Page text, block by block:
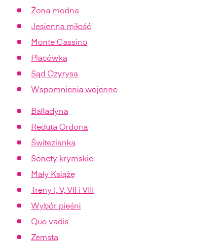
Żona modna
Jesienna miłość
Monte Cassino
Placówka
Sąd Ozyrysa
Wspomnienia wojenne
Balladyna
Reduta Ordona
Świtezianka
Sonety krymskie
Mały Książę
Treny I, V, VII i VIII
Wybór pieśni
Quo vadis
Zemsta